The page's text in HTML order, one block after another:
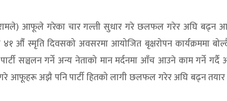
आफूले गरेका चार गल्ती सुधार गरे छलफल गरेर अघि बढ्न
औँ स्मृति दिवसको अवसरमा आयोजित बृक्षरोपन कार्यक्रममा
सञ्चलन गर्ने अन्य नेताको मान मर्दनमा आँच आउने काम गर्ने
आफूहरू अझै पनि पार्टी हितको लागी छलफल गरेर अघि बढ्न तयार